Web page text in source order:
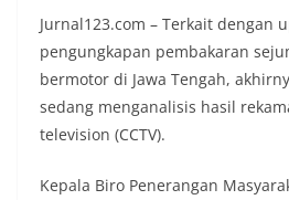
Jurnal123.com – Terkait dengan
pengungkapan pembakaran
bermotor di Jawa Tengah,
sedang menganalisis hasil
television (CCTV).
Kepala Biro Penerangan